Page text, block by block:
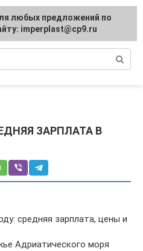
ЗАРПЛАТА В
средняя зарплата, цены и
Адриатического моря
любых предложений по
imperplast@cp9.ru